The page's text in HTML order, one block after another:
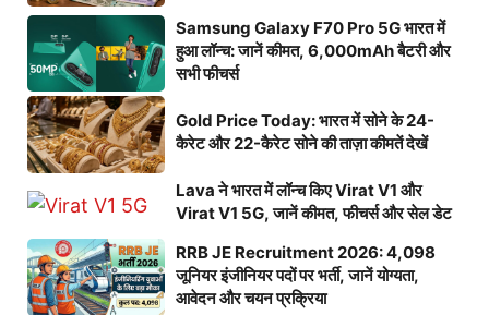
Samsung Galaxy F70 Pro 5G भारत में
हुआ लॉन्च: जानें कीमत, 6,000mAh बैटरी और
सभी फीचर्स
Gold Price Today: भारत में सोने के 24-
कैरेट और 22-कैरेट सोने की ताज़ा कीमतें देखें
Lava ने भारत में लॉन्च किए Virat V1 और
Virat V1 5G, जानें कीमत, फीचर्स और सेल डेट
RRB JE Recruitment 2026: 4,098
जूनियर इंजीनियर पदों पर भर्ती, जानें योग्यता,
आवेदन और चयन प्रक्रिया